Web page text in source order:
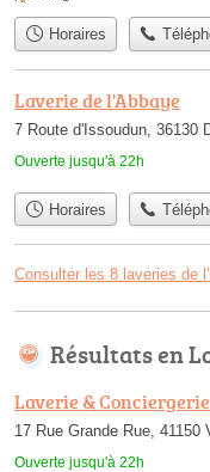
Horaires
Laverie de l'Abbaye
7 Route d'Issoudun, 36130
Ouverte jusqu'à 22h
Horaires
Consulter les 8 laveries de
Résultats en
Laverie &
17 Rue Grande Rue, 41150
Ouverte jusqu'à 22h